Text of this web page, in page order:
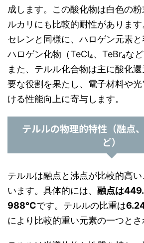
成します。この酸化物は白色の
ルカリにも比較的耐性がありま
セレンと同様に、ハロゲン元素
ハロゲン化物（TeCl₄、TeBr₄な
また、テルル化合物は主に酸化
要な役割を果たし、電子材料や
ける性能向上に寄与します。
テルルの物理的特性（融点
ど）
テルルは融点と沸点が比較的高
います。具体的には、 融点は
988°Cです。テルルの比重は
により比較的重い元素の一つとさ